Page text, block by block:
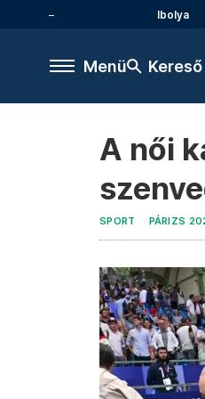
Ibolya
Menü Kereső
A női
SPORT PÁRIZS